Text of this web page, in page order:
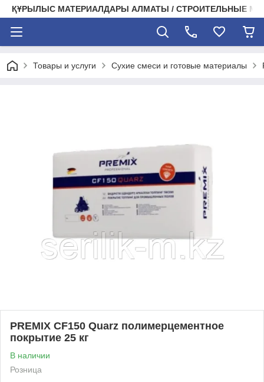
ҚҰРЫЛЫС МАТЕРИАЛДАРЫ АЛМАТЫ / СТРОИТЕЛЬНЫЕ
Товары и услуги Сухие смеси и готовые материалы
PREMIX CF150 Quarz полимерцементное
покрытие 25 кг
В наличии
Розница